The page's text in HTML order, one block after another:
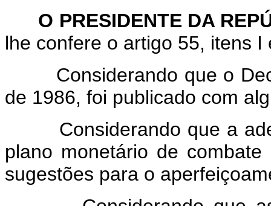
O PRESIDENTE DA
lhe confere o artigo 55, itens
Considerando que o
de 1986, foi publicado com
Considerando que a
plano monetário de
sugestões para o